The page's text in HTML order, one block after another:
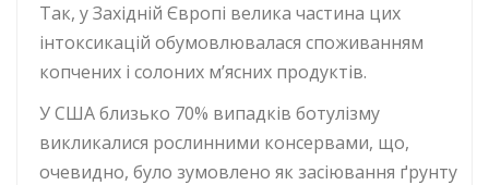
Так, у Західній Європі велика частина цих
інтоксикацій обумовлювалася споживанням
копчених і солоних м’ясних продуктів.
У США близько 70% випадків ботулізму
викликалися рослинними консервами, що,
очевидно, було зумовлено як засіювання ґрунту